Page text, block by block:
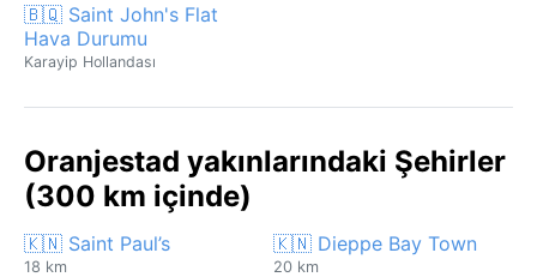
🇧🇶 Saint John's Flat
Hava Durumu
Karayip Hollandası
Oranjestad yakınlarındaki Şehirler
(300 km içinde)
🇰🇳 Saint Paul’s
18 km
🇰🇳 Dieppe Bay Town
20 km